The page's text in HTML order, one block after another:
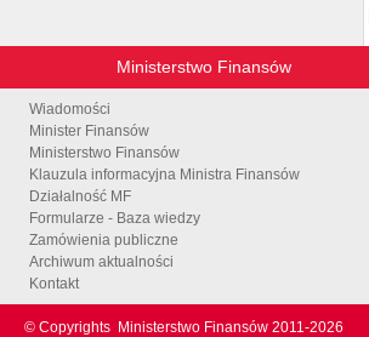
Ministerstwo Finansów
Wiadomości
Minister Finansów
Ministerstwo Finansów
Klauzula informacyjna Ministra Finansów
Działalność MF
Formularze - Baza wiedzy
Zamówienia publiczne
Archiwum aktualności
Kontakt
© Copyrights Ministerstwo Finansów 2011-2026